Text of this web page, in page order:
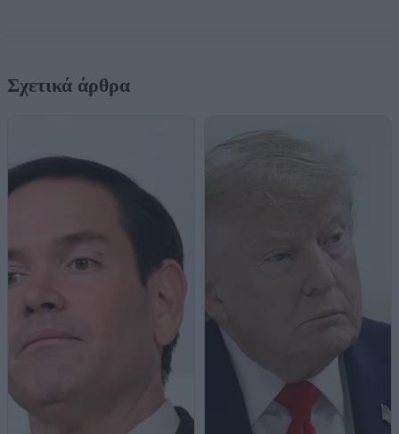
Σχετικά άρθρα